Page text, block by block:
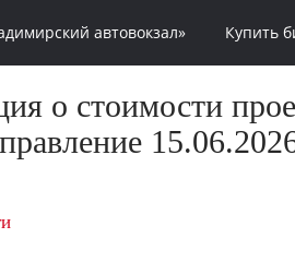
автовокзал» Купить
о стоимости